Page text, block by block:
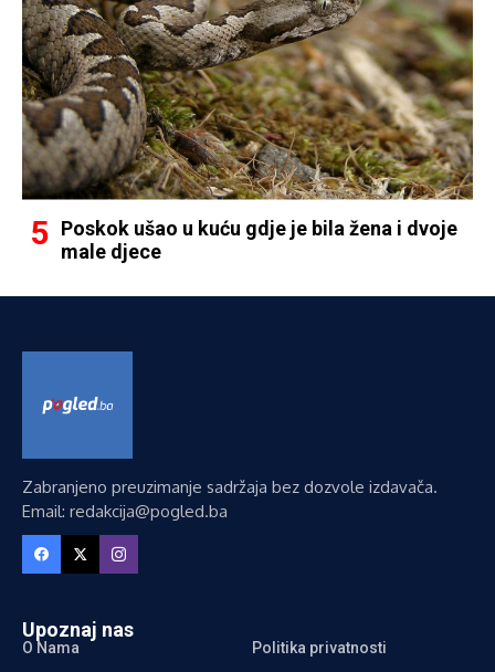
Poskok ušao u kuću gdje je bila žena i dvoje
male djece
Zabranjeno preuzimanje sadržaja bez dozvole izdavača.
Email: redakcija@pogled.ba
Upoznaj nas
O Nama
Politika privatnosti